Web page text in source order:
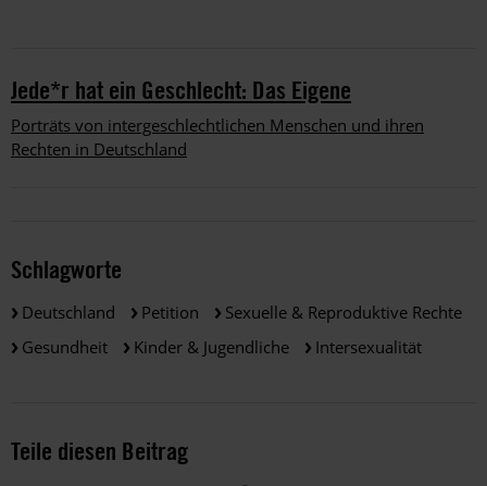
Jede*r hat ein Geschlecht: Das Eigene
Porträts von intergeschlechtlichen Menschen und ihren
Rechten in Deutschland
Schlagworte
Deutschland Petition
Sexuelle & Reproduktive Rechte
Gesundheit
Kinder & Jugendliche Intersexualität
Teile diesen Beitrag